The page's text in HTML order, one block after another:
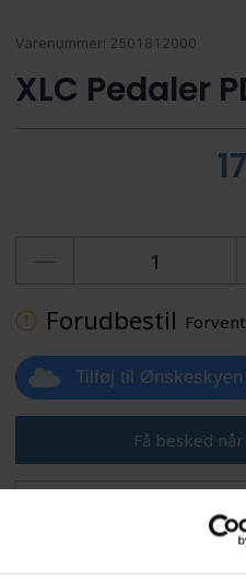
Varenummer: 2501812000
XLC Pedaler
Forudbestil
Tilføj til Ønskeskyen
Få besked